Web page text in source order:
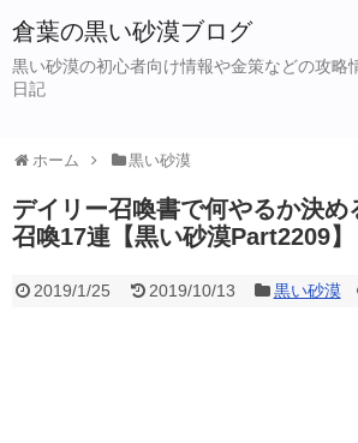
倉葉の黒い砂漠ブログ
黒い砂漠の初心者向け情報や金策などの攻略
日記
ホーム 黒い砂漠
デイリー召喚書で何やるか決め
召喚17連【黒い砂漠Part2209】
2019/1/25 2019/10/13 黒い砂漠